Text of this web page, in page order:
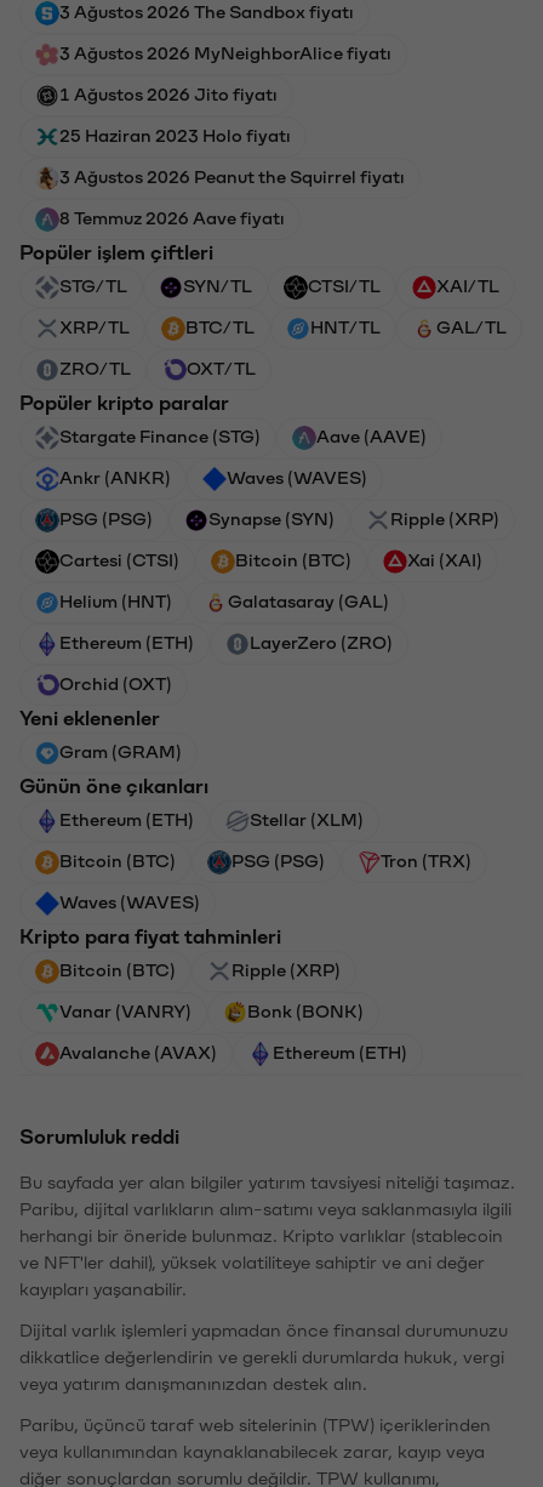
3 Ağustos 2026 The Sandbox fiyatı
3 Ağustos 2026 MyNeighborAlice fiyatı
1 Ağustos 2026 Jito fiyatı
25 Haziran 2023 Holo fiyatı
3 Ağustos 2026 Peanut the Squirrel fiyatı
8 Temmuz 2026 Aave fiyatı
Popüler işlem çiftleri
STG/TL SYN/TL CTSI/TL XAI/TL
XRP/TL BTC/TL HNT/TL GAL/TL
ZRO/TL OXT/TL
Popüler kripto paralar
Stargate Finance (STG) Aave (AAVE)
Ankr (ANKR) Waves (WAVES)
PSG (PSG) Synapse (SYN) Ripple (XRP)
Cartesi (CTSI) Bitcoin (BTC) Xai (XAI)
Helium (HNT) Galatasaray (GAL)
Ethereum (ETH) LayerZero (ZRO)
Orchid (OXT)
Yeni eklenenler
Gram (GRAM)
Günün öne çıkanları
Ethereum (ETH) Stellar (XLM)
Bitcoin (BTC) PSG (PSG) Tron (TRX)
Waves (WAVES)
Kripto para fiyat tahminleri
Bitcoin (BTC) Ripple (XRP)
Vanar (VANRY) Bonk (BONK)
Avalanche (AVAX) Ethereum (ETH)
Sorumluluk reddi
Bu sayfada yer alan bilgiler yatırım tavsiyesi niteliği taşımaz.
Paribu, dijital varlıkların alım-satımı veya saklanmasıyla ilgili
herhangi bir öneride bulunmaz. Kripto varlıklar (stablecoin
ve NFT'ler dahil), yüksek volatiliteye sahiptir ve ani değer
kayıpları yaşanabilir.
Dijital varlık işlemleri yapmadan önce finansal durumunuzu
dikkatlice değerlendirin ve gerekli durumlarda hukuk, vergi
veya yatırım danışmanınızdan destek alın.
Paribu, üçüncü taraf web sitelerinin (TPW) içeriklerinden
veya kullanımından kaynaklanabilecek zarar, kayıp veya
diğer sonuçlardan sorumlu değildir. TPW kullanımı,